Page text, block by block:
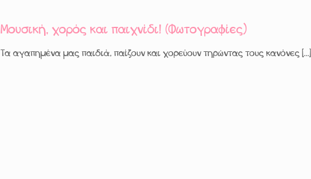
Μουσική, χορός και παιχνίδι! (Φωτογραφίες)
Τα αγαπημένα μας παιδιά, παίζουν και χορεύουν τηρώντας τους κανόνες [...]